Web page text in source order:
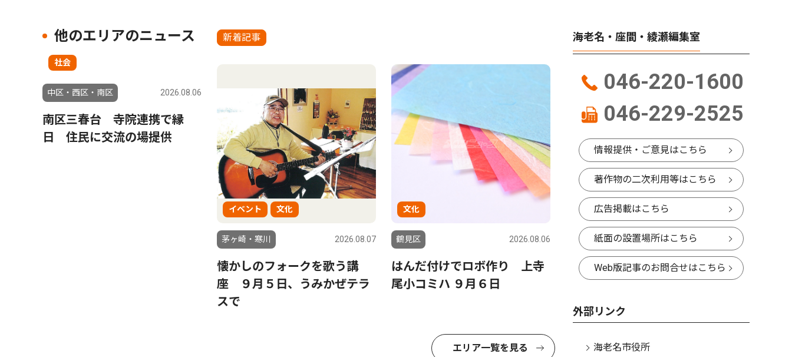
他のエリアのニュース 新着記事
社会
中区・西区・南区 2026.08.06
南区三春台 寺院連携で縁
日 住民に交流の場提供
イベント 文化
茅ヶ崎・寒川 2026.08.07
懐かしのフォークを歌う講
座 ９月５日、うみかぜテラ
スで
文化
鶴見区 2026.08.06
はんだ付けでロボ作り 上寺
尾小コミハ ９月６日
エリア一覧を見る
海老名・座間・綾瀬編集室
046-220-1600
046-229-2525
情報提供・ご意見はこちら
著作物の二次利用等はこちら
広告掲載はこちら
紙面の設置場所はこちら
Web版記事のお問合せはこちら
外部リンク
海老名市役所